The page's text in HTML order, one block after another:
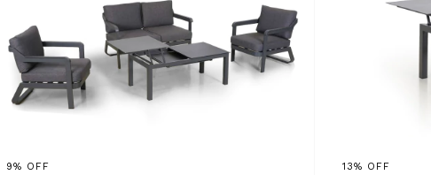
9% OFF 13% OFF